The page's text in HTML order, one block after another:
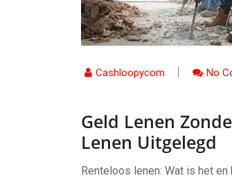
Cashloopycom No
Geld Lenen
Lenen Uitgelegd
Renteloos lenen: Wat is het en